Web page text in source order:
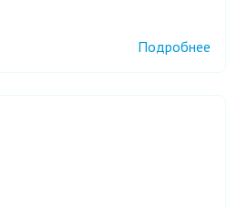
Подробнее